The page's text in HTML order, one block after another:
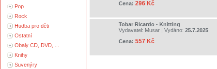
Pop
Rock
Hudba pro děti
Ostatní
Obaly CD, DVD, ...
Knihy
Suvenýry
Cena: 296 Kč
Tobar Ricardo - Knitting
Vydavatel: Musar | Vydáno: 25.7.2025
Cena: 557 Kč